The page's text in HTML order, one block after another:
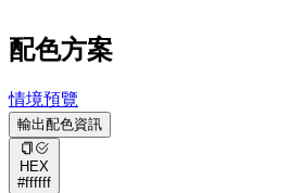
配色方案
情境預覽
輸出配色資訊
HEX
#ffffff